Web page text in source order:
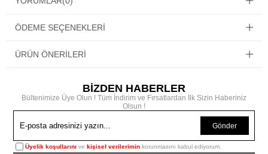
ÖDEME SEÇENEKLERI
ÜRÜN ÖNERILERI
BİZDEN HABERLER
Bültenimize Üye Olun ! Tüm İndirim ve Fırsatlardan İlk Sizin Haberiniz
Olsun !
Gönder
Üyelik koşullarını vekişisel verilerimin korunmasını kabul ediyorum.